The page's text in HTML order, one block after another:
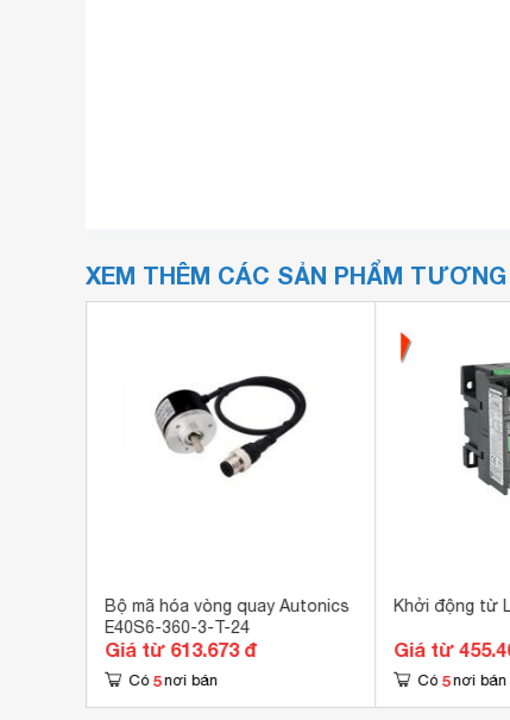
XEM THÊM CÁC SẢN PHẨM
Bộ mã hóa vòng quay Autonics
E40S6-360-3-T-24
Giá từ 613.673 đ
Có 5 nơi bán
Khởi động từ
Giá từ
Có 5 nơi bán